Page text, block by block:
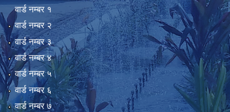
वार्ड न‌म्बर १
वार्ड न‌म्बर २
वार्ड न‌म्बर ३
वार्ड न‌म्बर ४
वार्ड न‌म्बर ५
वार्ड न‌म्बर ६
वार्ड न‌म्बर ७